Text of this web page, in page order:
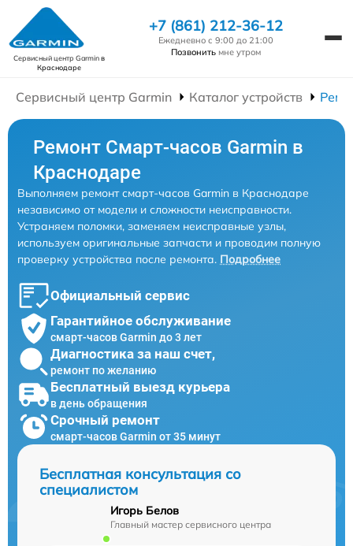
Сервисный центр Garminв
Краснодаре
+7 (861) 212-36-12
Ежедневно с 9:00 до 21:00
Позвонить мне утром
Сервисный центр Garmin Каталог устройств
Ремонт Смарт-часов Garmin в
Краснодаре
Выполняем ремонт смарт-часов Garmin в Краснодаре
независимо от модели и сложности неисправности.
Устраняем поломки, заменяем неисправные узлы,
используем оригинальные запчасти и проводим полную
проверку устройства после ремонта. Подробнее
Официальный сервис
Гарантийное обслуживание
смарт-часов Garmin до 3 лет
Диагностика за наш счет,
ремонт по желанию
Бесплатный выезд курьера
в день обращения
Срочный ремонт
смарт-часов Garmin от 35 минут
Бесплатная консультация со
специалистом
Игорь Белов
Главный мастер сервисного центра